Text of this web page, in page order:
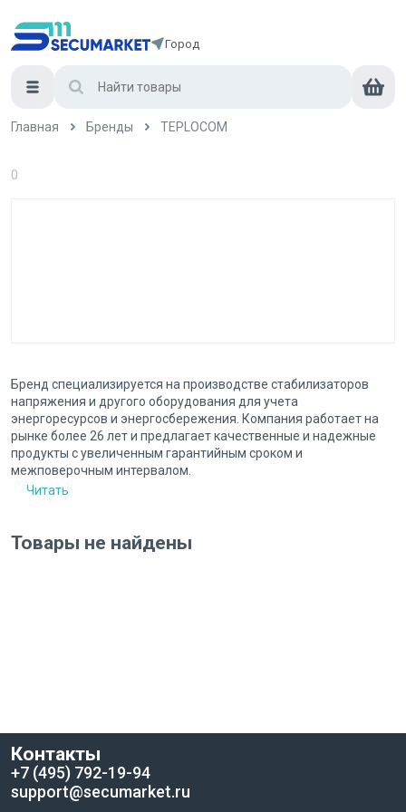
Город
Главная Бренды TEPLOCOM
0
Бренд специализируется на производстве стабилизаторов
напряжения и другого оборудования для учета
энергоресурсов и энергосбережения. Компания работает на
рынке более 26 лет и предлагает качественные и надежные
продукты с увеличенным гарантийным сроком и
межповерочным интервалом.
Читать
Товары не найдены
Контакты
+7 (495) 792-19-94
support@secumarket.ru